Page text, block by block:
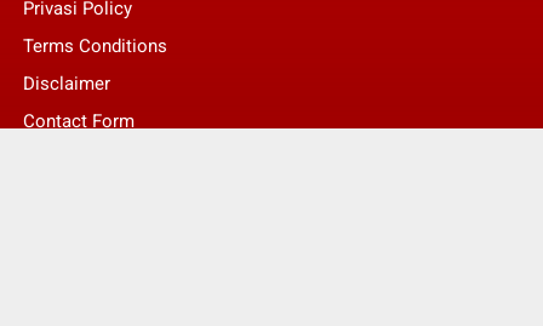
Privasi Policy
Terms Conditions
Disclaimer
Contact Form